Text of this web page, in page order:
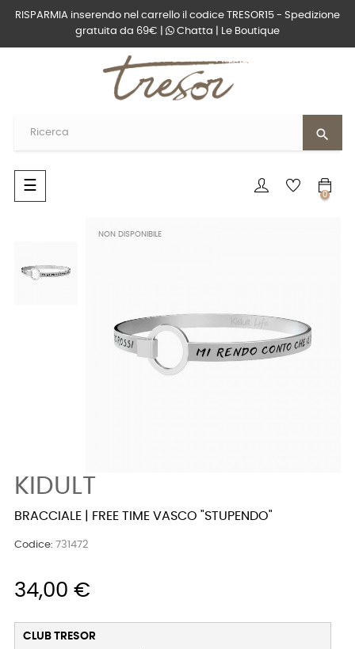
RISPARMIA inserendo nel carrello il codice TRESOR15 - Spedizione
gratuita da 69€ |
Chatta Le Boutique
search
navigazione
Toggle
☰
0
NON DISPONIBILE
KIDULT
BRACCIALE | FREE TIME VASCO "STUPENDO"
Codice: 731472
34,00 €
CLUB TRESOR